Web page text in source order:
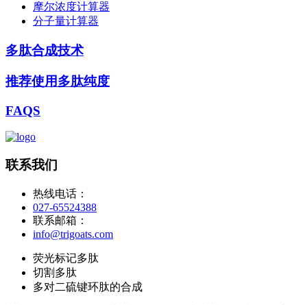
摩尔浓度计算器
分子量计算器
多肽合成技术
推荐使用多肽纯度
FAQS
联系我们
热线电话：
027-65524388
联系邮箱：
info@trigoats.com
荧光标记多肽
切割多肽
多对二硫键环肽的合成